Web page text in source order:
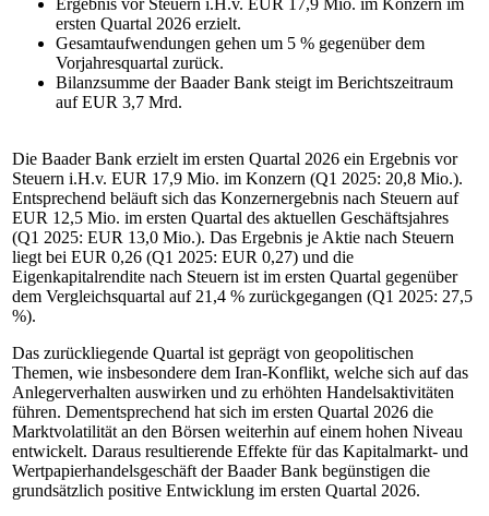
ersten Quartal 2026 erzielt.
Gesamtaufwendungen gehen um 5 % gegenüber dem
Vorjahresquartal zurück.
Bilanzsumme der Baader Bank steigt im Berichtszeitraum
auf EUR 3,7 Mrd.
Die Baader Bank erzielt im ersten Quartal 2026 ein Ergebnis vor
Steuern i.H.v. EUR 17,9 Mio. im Konzern (Q1 2025: 20,8 Mio.).
Entsprechend beläuft sich das Konzernergebnis nach Steuern auf
EUR 12,5 Mio. im ersten Quartal des aktuellen Geschäftsjahres
(Q1 2025: EUR 13,0 Mio.). Das Ergebnis je Aktie nach Steuern
liegt bei EUR 0,26 (Q1 2025: EUR 0,27) und die
Eigenkapitalrendite nach Steuern ist im ersten Quartal gegenüber
dem Vergleichsquartal auf 21,4 % zurückgegangen (Q1 2025: 27,5
%).
Das zurückliegende Quartal ist geprägt von geopolitischen
Themen, wie insbesondere dem Iran-Konflikt, welche sich auf das
Anlegerverhalten auswirken und zu erhöhten Handelsaktivitäten
führen. Dementsprechend hat sich im ersten Quartal 2026 die
Marktvolatilität an den Börsen weiterhin auf einem hohen Niveau
entwickelt. Daraus resultierende Effekte für das Kapitalmarkt- und
Wertpapierhandelsgeschäft der Baader Bank begünstigen die
grundsätzlich positive Entwicklung im ersten Quartal 2026.